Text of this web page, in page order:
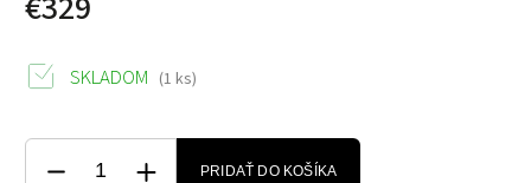
SKLADOM (1 ks)
PRIDAŤ DO KOŠÍKA